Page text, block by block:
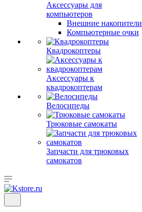
Аксессуары для
компьютеров
Внешние накопители
Компьютерные очки
Квадрокоптеры
Аксессуары к
квадрокоптерам
Велосипеды
Трюковые самокаты
Запчасти для трюковых
самокатов